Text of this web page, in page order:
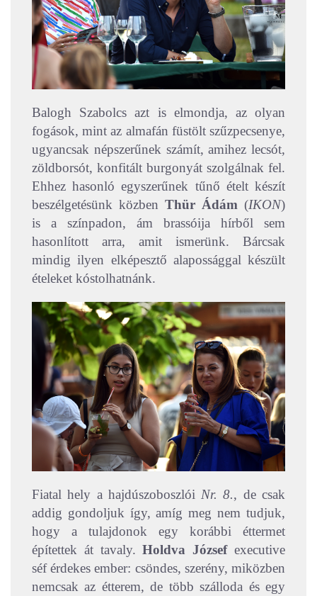
Balogh Szabolcs azt is elmondja, az olyan
fogások, mint az almafán füstölt szűzpecsenye,
ugyancsak népszerűnek számít, amihez lecsót,
zöldborsót, konfitált burgonyát szolgálnak fel.
Ehhez hasonló egyszerűnek tűnő ételt készít
beszélgetésünk közben Thür Ádám (IKON)
is a színpadon, ám brassóija hírből sem
hasonlított arra, amit ismerünk. Bárcsak
mindig ilyen elképesztő alapossággal készült
ételeket kóstolhatnánk.
Fiatal hely a hajdúszoboszlói Nr. 8., de csak
addig gondoljuk így, amíg meg nem tudjuk,
hogy a tulajdonok egy korábbi éttermet
építettek át tavaly.Holdva Józsefexecutive
séf érdekes ember: csöndes, szerény, miközben
nemcsak az étterem, de több szálloda és egy